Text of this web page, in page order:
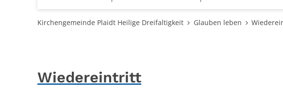
Kirchengemeinde Plaidt Heilige Dreifaltigkeit Glauben leben
Wiedereintritt